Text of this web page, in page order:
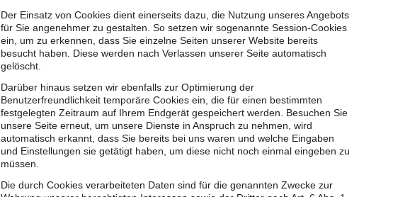
Der Einsatz von Cookies dient einerseits dazu, die Nutzung unseres Angebots
für Sie angenehmer zu gestalten. So setzen wir sogenannte Session-Cookies
ein, um zu erkennen, dass Sie einzelne Seiten unserer Website bereits
besucht haben. Diese werden nach Verlassen unserer Seite automatisch
gelöscht.
Darüber hinaus setzen wir ebenfalls zur Optimierung der
Benutzerfreundlichkeit temporäre Cookies ein, die für einen bestimmten
festgelegten Zeitraum auf Ihrem Endgerät gespeichert werden. Besuchen Sie
unsere Seite erneut, um unsere Dienste in Anspruch zu nehmen, wird
automatisch erkannt, dass Sie bereits bei uns waren und welche Eingaben
und Einstellungen sie getätigt haben, um diese nicht noch einmal eingeben zu
müssen.
Die durch Cookies verarbeiteten Daten sind für die genannten Zwecke zur